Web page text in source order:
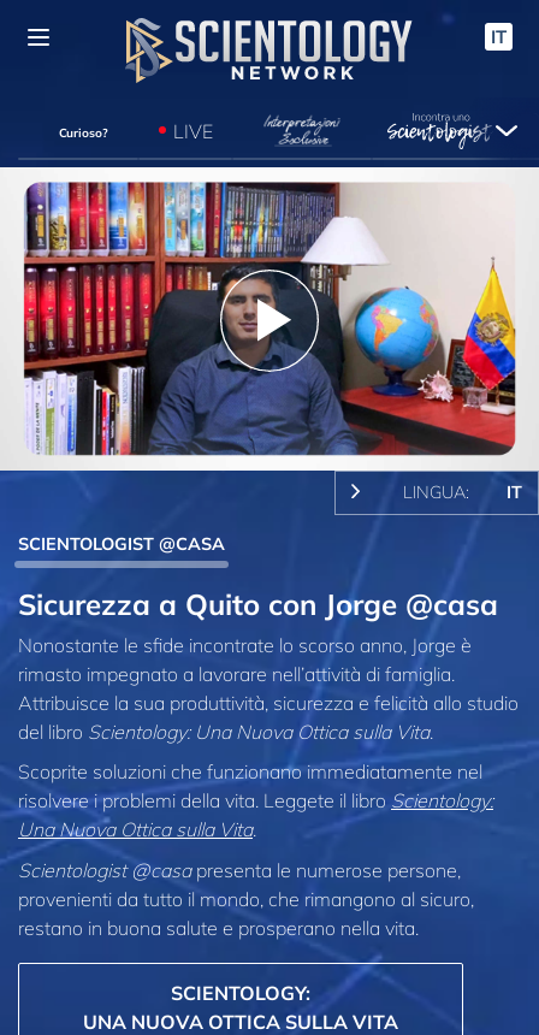
IT
Curioso? LIVE
Play
Video
LINGUA: IT
SCIENTOLOGIST @CASA
Sicurezza a Quito con Jorge @casa
Nonostante le sfide incontrate lo scorso anno, Jorge è
rimasto impegnato a lavorare nell’attività di famiglia.
Attribuisce la sua produttività, sicurezza e felicità allo studio
del libro Scientology: Una Nuova Ottica sulla Vita.
Scoprite soluzioni che funzionano immediatamente nel
risolvere i problemi della vita. Leggete il libro Scientology:
Una Nuova Ottica sulla Vita.
Scientologist @casapresenta le numerose persone,
provenienti da tutto il mondo, che rimangono al sicuro,
restano in buona salute e prosperano nella vita.
SCIENTOLOGY:
UNA NUOVA OTTICA SULLA VITA